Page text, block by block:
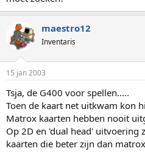
maestro12
Inventaris
15 jan 2003
Tsja, de G400 voor spellen.....
Toen de kaart net uitkwam kon
Matrox kaarten hebben nooit
Op 2D en 'dual head' uitvoering
kaarten die beter zijn dan